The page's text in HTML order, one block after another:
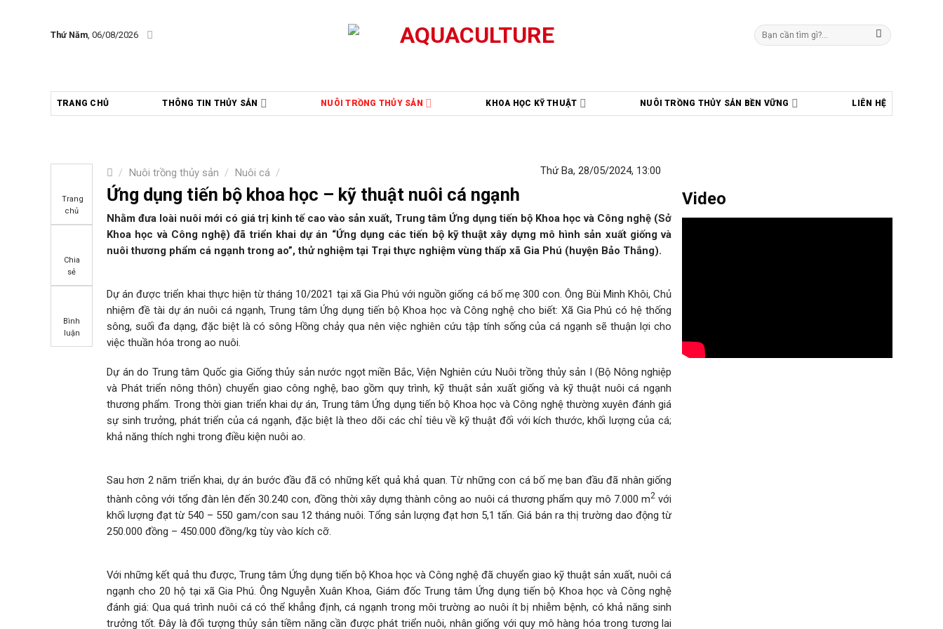
Thứ Năm, 06/08/2026
Tìm
kiếm:
TRANG CHỦ THÔNG TIN THỦY SẢN NUÔI TRỒNG THỦY SẢN KHOA HỌC KỸ THUẬT NUÔI TRỒNG THỦY SẢN BỀN VỮNG LIÊN HỆ
/ Nuôi trồng thủy sản / Nuôi cá /
Trang
chủ
Chia
sẻ
Bình
luận
Thứ Ba, 28/05/2024, 13:00
Ứng dụng tiến bộ khoa học – kỹ thuật nuôi cá ngạnh
N hằm đưa loài nuôi mới có giá trị kinh tế cao vào sản xuất, Trung tâm Ứng dụng tiến bộ Khoa học và Công nghệ (Sở
Khoa học và Công nghệ) đã triển khai dự án “Ứng dụng các tiến bộ kỹ thuật xây dựng mô hình sản xuất giống và
nuôi thương phẩm cá ngạnh trong ao”, thử nghiệm tại Trại thực nghiệm vùng thấp xã Gia Phú (huyện Bảo Thắng).
Dự án được triển khai thực hiện từ tháng 10/2021 tại xã Gia Phú với nguồn giống cá bố mẹ 300 con. Ông Bùi Minh Khôi, Chủ
nhiệm đề tài dự án nuôi cá ngạnh, Trung tâm Ứng dụng tiến bộ Khoa học và Công nghệ cho biết: Xã Gia Phú có hệ thống
sông, suối đa dạng, đặc biệt là có sông Hồng chảy qua nên việc nghiên cứu tập tính sống của cá ngạnh sẽ thuận lợi cho
việc thuần hóa trong ao nuôi.
Dự án do Trung tâm Quốc gia Giống thủy sản nước ngọt miền Bắc, Viện Nghiên cứu Nuôi trồng thủy sản I (Bộ Nông nghiệp
và Phát triển nông thôn) chuyển giao công nghệ, bao gồm quy trình, kỹ thuật sản xuất giống và kỹ thuật nuôi cá ngạnh
thương phẩm. Trong thời gian triển khai dự án, Trung tâm Ứng dụng tiến bộ Khoa học và Công nghệ thường xuyên đánh giá
sự sinh trưởng, phát triển của cá ngạnh, đặc biệt là theo dõi các chỉ tiêu về kỹ thuật đối với kích thước, khối lượng của cá;
khả năng thích nghi trong điều kiện nuôi ao.
Sau hơn 2 năm triển khai, dự án bước đầu đã có những kết quả khả quan. Từ những con cá bố mẹ ban đầu đã nhân giống
thành công với tổng đàn lên đến 30.240 con, đồng thời xây dựng thành công ao nuôi cá thương phẩm quy mô 7.000 m2với
khối lượng đạt từ 540 – 550 gam/con sau 12 tháng nuôi. Tổng sản lượng đạt hơn 5,1 tấn. Giá bán ra thị trường dao động từ
250.000 đồng – 450.000 đồng/kg tùy vào kích cỡ.
Với những kết quả thu được, Trung tâm Ứng dụng tiến bộ Khoa học và Công nghệ đã chuyển giao kỹ thuật sản xuất, nuôi cá
ngạnh cho 20 hộ tại xã Gia Phú. Ông Nguyễn Xuân Khoa, Giám đốc Trung tâm Ứng dụng tiến bộ Khoa học và Công nghệ
đánh giá: Qua quá trình nuôi cá có thể khẳng định, cá ngạnh trong môi trường ao nuôi ít bị nhiễm bệnh, có khả năng sinh
trưởng tốt. Đây là đối tượng thủy sản tiềm năng cần được phát triển nuôi, nhân giống với quy mô hàng hóa trong tương lai
Video